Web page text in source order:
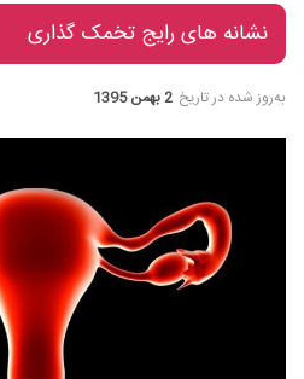
نشانه های رایج تخمک گذاری
به‌روز شده در تاریخ 2 بهمن 1395